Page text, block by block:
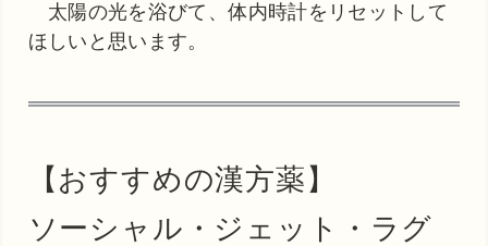
太陽の光を浴びて、体内時計をリセットして
ほしいと思います。
【おすすめの漢方薬】
ソーシャル・ジェット・ラグ